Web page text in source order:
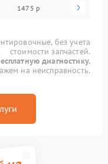
1475 р
без учета
стоимости запчастей.
диагностику.
на неисправность.